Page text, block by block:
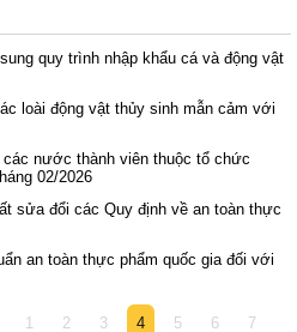
quy trình nhập khẩu cá và động vật
loài động vật thủy sinh mẫn cảm với
nước thành viên thuộc tổ chức
02/2026
sửa đổi các Quy định về an toàn thực
an toàn thực phẩm quốc gia đối với
1 2 3 4 5 6 7